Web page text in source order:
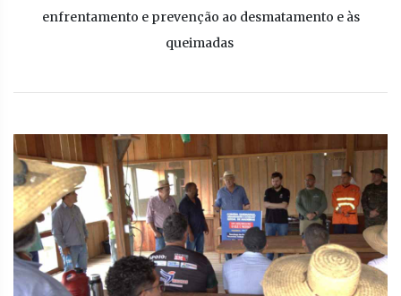
enfrentamento e prevenção ao desmatamento e às
queimadas